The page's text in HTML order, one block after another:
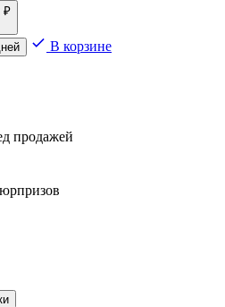
₽
В корзине
продажей